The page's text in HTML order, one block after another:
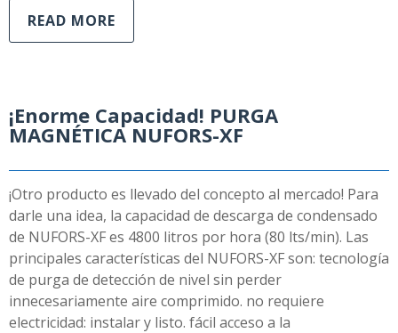
READ MORE
¡Enorme Capacidad! PURGA
MAGNÉTICA NUFORS-XF
¡Otro producto es llevado del concepto al mercado! Para
darle una idea, la capacidad de descarga de condensado
de NUFORS-XF es 4800 litros por hora (80 lts/min). Las
principales características del NUFORS-XF son: tecnología
de purga de detección de nivel sin perder
innecesariamente aire comprimido. no requiere
electricidad: instalar y listo. fácil acceso a la